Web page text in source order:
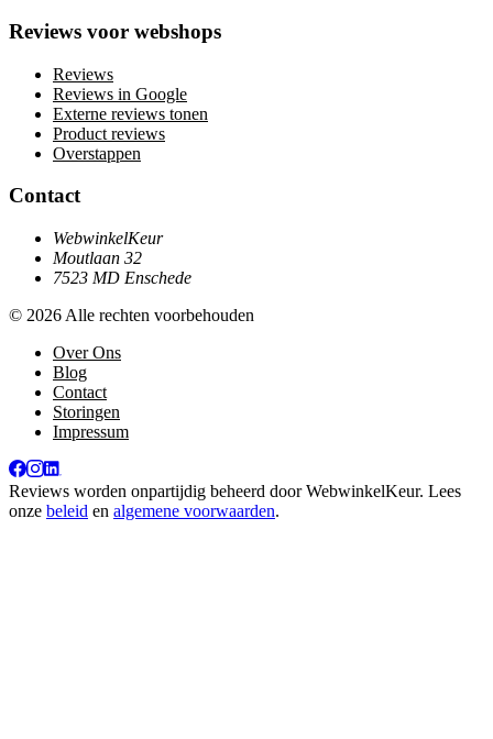
Reviews voor webshops
Reviews
Reviews in Google
Externe reviews tonen
Product reviews
Overstappen
Contact
WebwinkelKeur
Moutlaan 32
7523 MD Enschede
© 2026 Alle rechten voorbehouden
Over Ons
Blog
Contact
Storingen
Impressum
Reviews worden onpartijdig beheerd doorWebwinkelKeur. Lees
onze beleid en algemene voorwaarden.